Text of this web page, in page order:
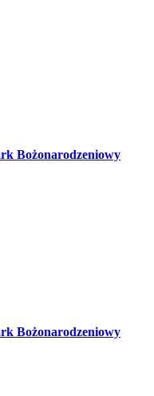
Bożonarodzeniowy
Bożonarodzeniowy